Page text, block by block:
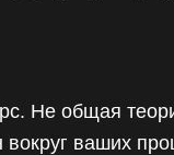
Не общая
ваших